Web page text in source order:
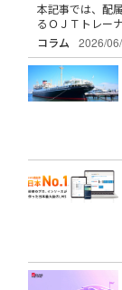
本記事では、配
るＯＪＴトレー
コラム
2026/